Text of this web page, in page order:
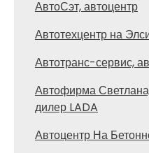
АвтоСэт, автоцентр
Автотехцентр на
Автотранс-сервис,
Автофирма
дилер LADA
Автоцентр На